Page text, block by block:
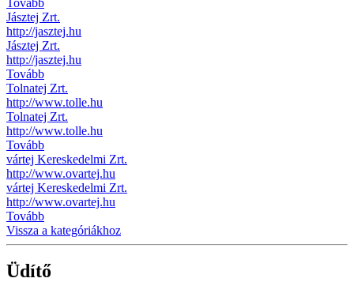
Jásztej Zrt.
http://jasztej.hu
Jásztej Zrt.
http://jasztej.hu
Tovább
Tolnatej Zrt.
http://www.tolle.hu
Tolnatej Zrt.
http://www.tolle.hu
Tovább
vártej Kereskedelmi Zrt.
http://www.ovartej.hu
vártej Kereskedelmi Zrt.
http://www.ovartej.hu
Tovább
Vissza a kategóriákhoz
Üdítő